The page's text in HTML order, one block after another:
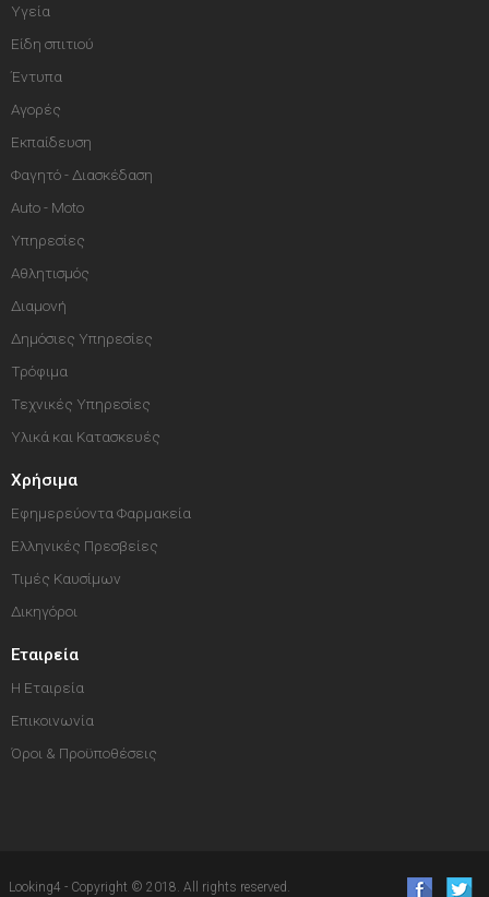
Υγεία
Είδη σπιτιού
Έντυπα
Αγορές
Εκπαίδευση
Φαγητό - Διασκέδαση
Auto - Moto
Υπηρεσίες
Αθλητισμός
Διαμονή
Δημόσιες Υπηρεσίες
Τρόφιμα
Τεχνικές Υπηρεσίες
Υλικά και Κατασκευές
Χρήσιμα
Εφημερεύοντα Φαρμακεία
Ελληνικές Πρεσβείες
Τιμές Καυσίμων
Δικηγόροι
Εταιρεία
Η Εταιρεία
Επικοινωνία
Όροι & Προϋποθέσεις
Looking4 - Copyright © 2018. All rights reserved.